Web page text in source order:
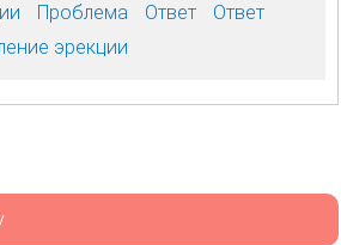
Проблема Ответ
Ответ
эрекции